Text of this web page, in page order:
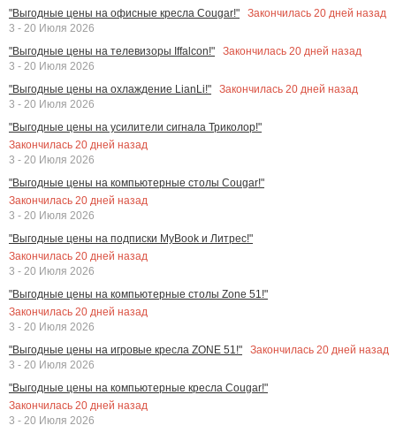
"Выгодные цены на офисные кресла Cougar!" Закончилась 20 дней назад
3 - 20 Июля 2026
"Выгодные цены на телевизоры Iffalcon!"
Закончилась 20 дней назад
3 - 20 Июля 2026
"Выгодные цены на охлаждение LianLi!"
Закончилась 20 дней назад
3 - 20 Июля 2026
"Выгодные цены на усилители сигнала Триколор!"
Закончилась 20 дней назад
3 - 20 Июля 2026
"Выгодные цены на компьютерные столы Cougar!"
Закончилась 20 дней назад
3 - 20 Июля 2026
"Выгодные цены на подписки MyBook и Литрес!"
Закончилась 20 дней назад
3 - 20 Июля 2026
"Выгодные цены на компьютерные столы Zone 51!"
Закончилась 20 дней назад
3 - 20 Июля 2026
"Выгодные цены на игровые кресла ZONE 51!"
Закончилась 20 дней назад
3 - 20 Июля 2026
"Выгодные цены на компьютерные кресла Cougar!"
Закончилась 20 дней назад
3 - 20 Июля 2026